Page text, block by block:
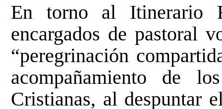
En torno al Itinerario
encargados de pastoral
“peregrinación
acompañamiento de
Cristianas, al despuntar